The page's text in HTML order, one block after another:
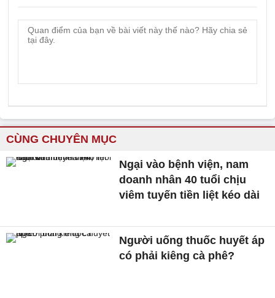
CÙNG CHUYÊN MỤC
Ngại vào bệnh viện, nam
doanh nhân 40 tuổi chịu
viêm tuyến tiền liệt kéo dài
Người uống thuốc huyết áp
có phải kiêng cà phê?